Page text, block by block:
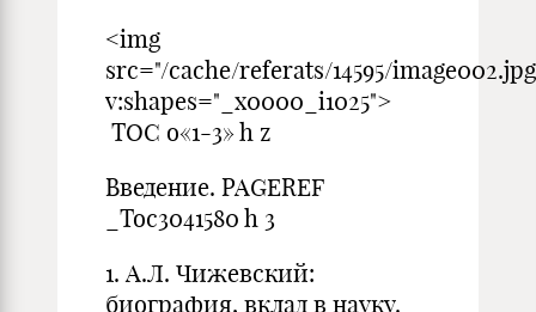
<img
src="/cache/referats/14595/
v:shapes="_x0000_i1025">
TOC o«1-3» h z
Введение. PAGEREF
_Toc3041580 h 3
1. А.Л. Чижевский:
биография, вклад в науку.